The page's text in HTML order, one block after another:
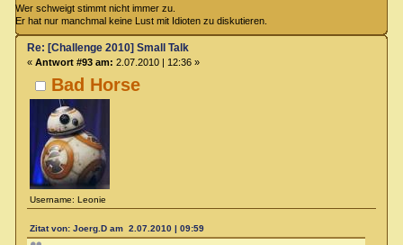
Wer schweigt stimmt nicht immer zu.
Er hat nur manchmal keine Lust mit Idioten zu diskutieren.
Bad Horse
Username: Leonie
Re: [Challenge 2010] Small Talk
« Antwort #93 am: 2.07.2010 | 12:36 »
Zitat von: Joerg.D am 2.07.2010 | 09:59